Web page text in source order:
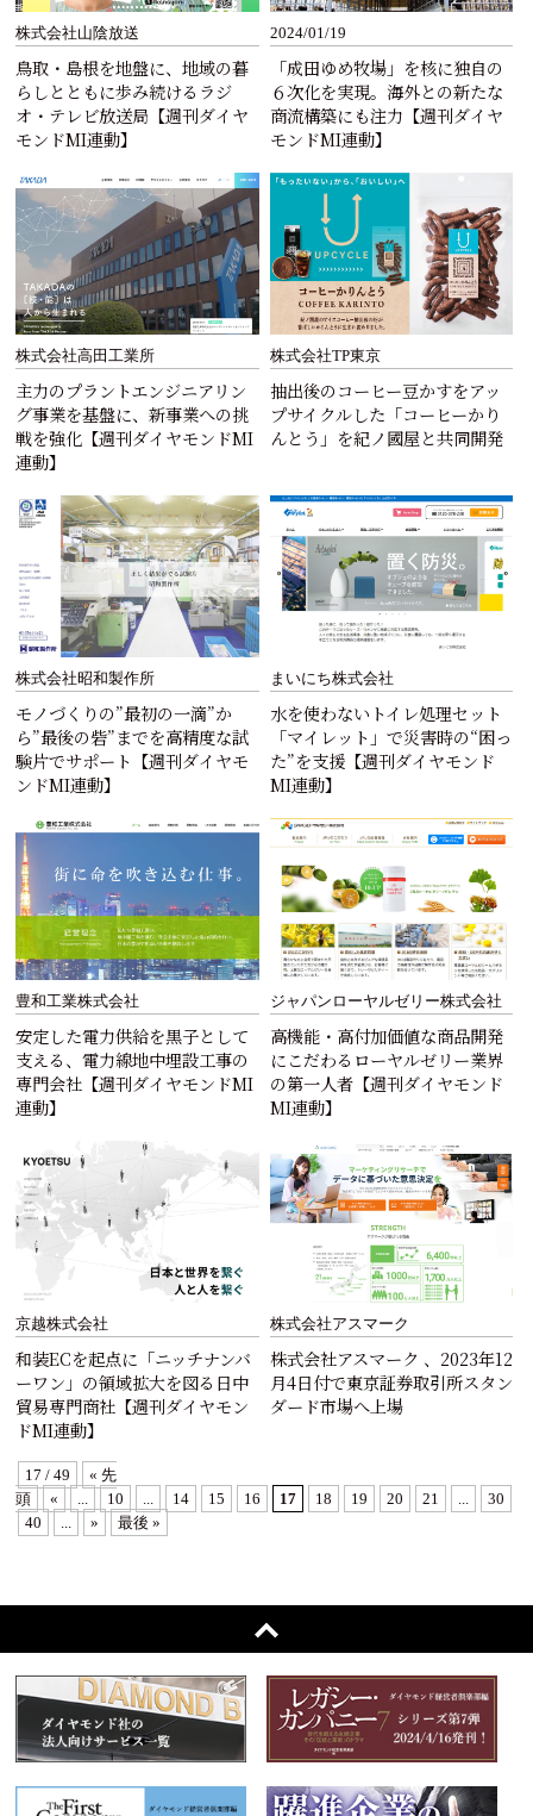
株式会社山陰放送
鳥取・島根を地盤に、地域の暮
らしとともに歩み続けるラジ
オ・テレビ放送局【週刊ダイヤ
モンドMI連動】
2024/01/19
「成田ゆめ牧場」を核に独自の
６次化を実現。海外との新たな
商流構築にも注力【週刊ダイヤ
モンドMI連動】
株式会社高田工業所
主力のプラントエンジニアリン
グ事業を基盤に、新事業への挑
戦を強化【週刊ダイヤモンドMI
連動】
株式会社TP東京
抽出後のコーヒー豆かすをアッ
プサイクルした「コーヒーかり
んとう」を紀ノ國屋と共同開発
株式会社昭和製作所
モノづくりの”最初の一滴”か
ら”最後の砦”までを高精度な試
験片でサポート【週刊ダイヤモ
ンドMI連動】
まいにち株式会社
水を使わないトイレ処理セット
「マイレット」で災害時の“困っ
た”を支援【週刊ダイヤモンド
MI連動】
豊和工業株式会社
安定した電力供給を黒子として
支える、電力線地中埋設工事の
専門会社【週刊ダイヤモンドMI
連動】
ジャパンローヤルゼリー株式会社
高機能・高付加価値な商品開発
にこだわるローヤルゼリー業界
の第一人者【週刊ダイヤモンド
MI連動】
京越株式会社
和装ECを起点に「ニッチナンバ
ーワン」の領域拡大を図る日中
貿易専門商社【週刊ダイヤモン
ドMI連動】
株式会社アスマーク
株式会社アスマーク 、2023年12
月4日付で東京証券取引所スタン
ダード市場へ上場
17 / 49
« 先
頭
« ... 10 ... 14 15 16 17 18 19 20 21 ...
30
40
... » 最後 »